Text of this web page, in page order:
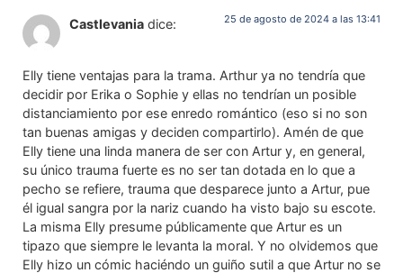
Castlevania dice: 25 de agosto de 2024 a las 13:41
Elly tiene ventajas para la trama. Arthur ya no tendría que
decidir por Erika o Sophie y ellas no tendrían un posible
distanciamiento por ese enredo romántico (eso si no son
tan buenas amigas y deciden compartirlo). Amén de que
Elly tiene una linda manera de ser con Artur y, en general,
su único trauma fuerte es no ser tan dotada en lo que a
pecho se refiere, trauma que desparece junto a Artur, pue
él igual sangra por la nariz cuando ha visto bajo su escote.
La misma Elly presume públicamente que Artur es un
tipazo que siempre le levanta la moral. Y no olvidemos que
Elly hizo un cómic haciéndo un guiño sutil a que Artur no se